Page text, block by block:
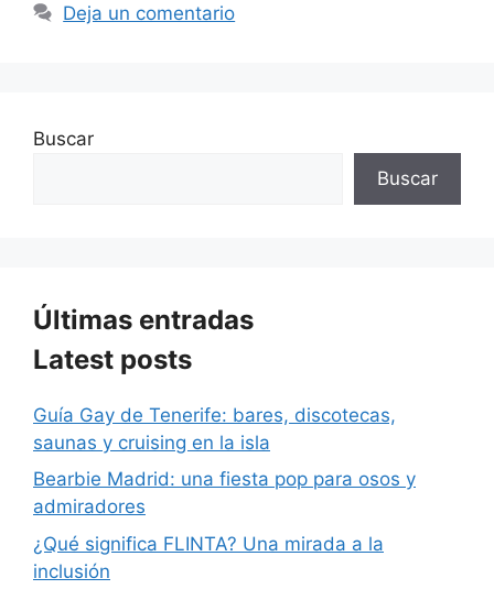
Deja un comentario
Buscar
Buscar
Últimas entradas
Latest posts
Guía Gay de Tenerife: bares, discotecas,
saunas y cruising en la isla
Bearbie Madrid: una fiesta pop para osos y
admiradores
¿Qué significa FLINTA? Una mirada a la
inclusión